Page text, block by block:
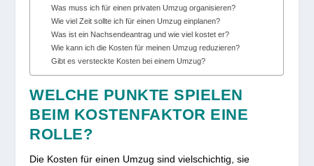
Was muss ich für einen privaten Umzug organisieren?
Wie viel Zeit sollte ich für einen Umzug einplanen?
Was ist ein Nachsendeantrag und wie viel kostet er?
Wie kann ich die Kosten für meinen Umzug reduzieren?
Gibt es versteckte Kosten bei einem Umzug?
WELCHE PUNKTE SPIELEN
BEIM KOSTENFAKTOR EINE
ROLLE?
Die Kosten für einen Umzug sind vielschichtig, sie